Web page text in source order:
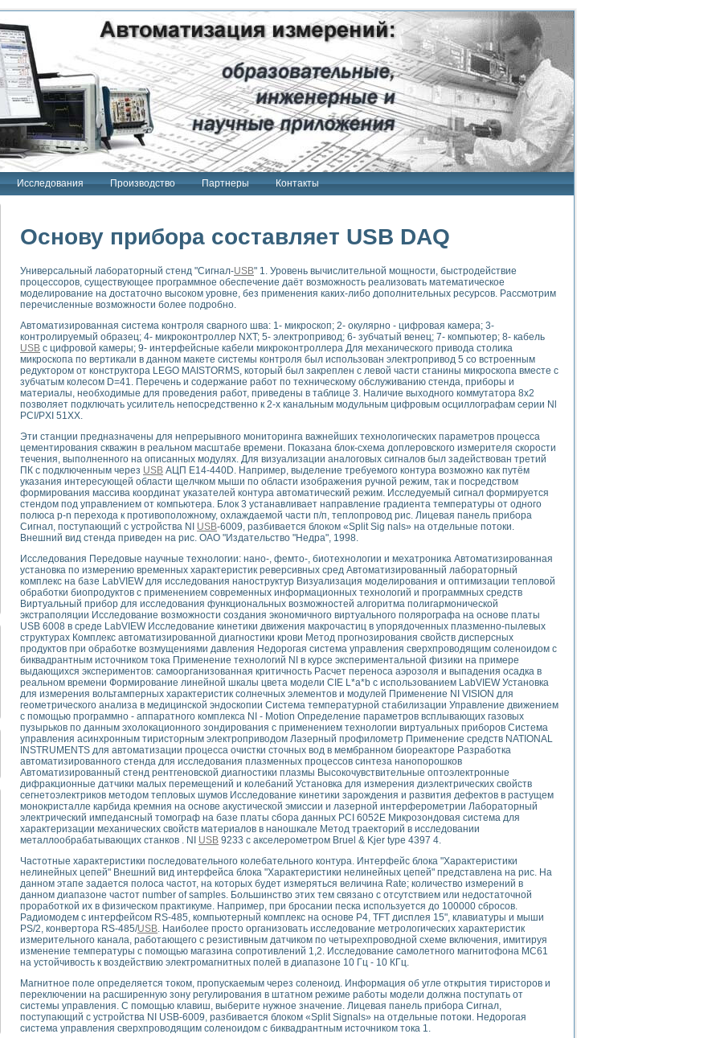
Исследования Производство Партнеры Контакты
"Сигнал-USB"
Интроскан
система
USB"
терапии серии СКАН
тензометрия и т.п.)
измерения параметров дизельных двигателей типа В-46
тяговых электродвигателей электровоза на базе устройств National Instruments
инструментов
элементной базы машин
module для моделирования электромагнитных процессов с целью отладки систем управления электрооборудованием на электроподвижном составе
скорости подвижного состава для тренажера машиниста состава
исследований в гиперзвуковых аэродинамических трубах
Nl SCXI для ультразвуковых контрольно-измерительных систем
сварных швов металлоконструкций
зрения в составе системы управления движением экраноплана
системы для лабораторных испытаний материалов методом акустической эмиссии
комплекс аппаратуры для определения тепловых и электрических характеристик и параметров силовых полупроводниковых приборов
процессов ДВС в динамических режимах
систем передачи данных
для исследования АЧХ и ФЧХ активных фильтров
для исследования параметров двухполюсников резонансным методом
операционных усилителей с применением аппаратно-программных средств NATIONAL INSTRUMENTS
на основе цифровой обработки выборок мгновенных значений
выравнивания электрических каналов
компенсации эхо-сигналов
математического моделирования сверхширокополосного стробоскопического осциллографа и исследования методов расширения его полосы
измерителя ВАХ фотоэлементов на базе виртуальных средств измерений
генератора сигналов - имитатора джиттера и измерителя параметров джиттера
исследование линейных антенн и антенных решеток в учебной лаборатории средствами LabVIEW
модуля с высоким разрешением для создания SPICE- модели импульсного сигнала
радиолокационного сигнала и его FFT анализ в программной среде Lab VIEW 7.1
уравнений состояния для исследования переходных процессов в среде LabVIEW
для устройства сбора данных NI USB-6009
стенда для измерения относительного остаточного электросопротивления (RRR) сверхпроводников
построения картины возбуждения комбинационных колебаний в пространстве Ван Дер Поля
показателей качества электрической энергии
управления источником питания PSP 2010 фирмы GW INSTEK
амперных характеристик солнечных модулей на базе USB-6008
нано-, фемто-, биотехнологии и мехатроника
по измерению временных характеристик реверсивных сред
комплекс на базе LabVIEW для исследования наноструктур
и оптимизации тепловой обработки биопродуктов с применением современных информационных технологий и программных средств
функциональных возможностей алгоритма полигармонической экстраполяции
экономичного виртуального полярографа на основе платы USB 6008 в среде LabVIEW
макрочастиц в упорядоченных плазменно-пылевых структурах
диагностики крови
Основу прибора составляет USB DAQ
Универсальный лабораторный стенд "Сигнал-USB" 1. Уровень вычислительной мощности, быстродействие
процессоров, существующее программное обеспечение даёт возможность реализовать математическое
моделирование на достаточно высоком уровне, без применения каких-либо дополнительных ресурсов. Рассмотрим
перечисленные возможности более подробно.
Автоматизированная система контроля сварного шва: 1- микроскоп; 2- окулярно - цифровая камера; 3-
контролируемый образец; 4- микроконтроллер NXT; 5- электропривод; 6- зубчатый венец; 7- компьютер; 8- кабель
USB с цифровой камеры; 9- интерфейсные кабели микроконтроллера Для механического привода столика
микроскопа по вертикали в данном макете системы контроля был использован электропривод 5 со встроенным
редуктором от конструктора LEGO MAISTORMS, который был закреплен с левой части станины микроскопа вместе с
зубчатым колесом D=41. Перечень и содержание работ по техническому обслуживанию стенда, приборы и
материалы, необходимые для проведения работ, приведены в таблице 3. Наличие выходного коммутатора 8x2
позволяет подключать усилитель непосредственно к 2-х канальным модульным цифровым осциллографам серии Nl
PCI/PXI 51XX.
Эти станции предназначены для непрерывного мониторинга важнейших технологических параметров процесса
цементирования скважин в реальном масштабе времени. Показана блок-схема доплеровского измерителя скорости
течения, выполненного на описанных модулях. Для визуализации аналоговых сигналов был задействован третий
ПК с подключенным через USB АЦП E14-440D. Например, выделение требуемого контура возможно как путём
указания интересующей области щелчком мыши по области изображения ручной режим, так и посредством
формирования массива координат указателей контура автоматический режим. Исследуемый сигнал формируется
стендом под управлением от компьютера. Блок 3 устанавливает направление градиента температуры от одного
полюса р-n перехода к противоположному, охлаждаемой части п/п, теплопровод рис. Лицевая панель прибора
Сигнал, поступающий с устройства NI USB-6009, разбивается блоком «Split Sig nals» на отдельные потоки.
Внешний вид стенда приведен на рис. ОАО "Издательство "Недра", 1998.
Исследования Передовые научные технологии: нано-, фемто-, биотехнологии и мехатроника Автоматизированная
установка по измерению временных характеристик реверсивных сред Автоматизированный лабораторный
комплекс на базе LabVIEW для исследования наноструктур Визуализация моделирования и оптимизации тепловой
обработки биопродуктов с применением современных информационных технологий и программных средств
Виртуальный прибор для исследования функциональных возможностей алгоритма полигармонической
экстраполяции Исследование возможности создания экономичного виртуального полярографа на основе платы
USB 6008 в среде LabVIEW Исследование кинетики движения макрочастиц в упорядоченных плазменно-пылевых
структурах Комплекс автоматизированной диагностики крови Метод прогнозирования свойств дисперсных
продуктов при обработке возмущениями давления Недорогая система управления сверхпроводящим соленоидом с
биквадрантным источником тока Применение технологий NI в курсе экспериментальной физики на примере
выдающихся экспериментов: самоорганизованная критичность Расчет переноса аэрозоля и выпадения осадка в
реальном времени Формирование линейной шкалы цвета модели CIE L*a*b с использованием LabVIEW Установка
для измерения вольтамперных характеристик солнечных элементов и модулей Применение NI VISION для
геометрического анализа в медицинской эндоскопии Система температурной стабилизации Управление движением
с помощью программно - аппаратного комплекса NI - Motion Определение параметров всплывающих газовых
пузырьков по данным эхолокационного зондирования с применением технологии виртуальных приборов Система
управления асинхронным тиристорным электроприводом Лазерный профилометр Применение средств NATIONAL
INSTRUMENTS для автоматизации процесса очистки сточных вод в мембранном биореакторе Разработка
автоматизированного стенда для исследования плазменных процессов синтеза нанопорошков
Автоматизированный стенд рентгеновской диагностики плазмы Высокочувствительные оптоэлектронные
дифракционные датчики малых перемещений и колебаний Установка для измерения диэлектрических свойств
сегнетоэлектриков методом тепловых шумов Исследование кинетики зарождения и развития дефектов в растущем
монокристалле карбида кремния на основе акустической эмиссии и лазерной интерферометрии Лабораторный
электрический импедансный томограф на базе платы сбора данных PCI 6052E Микрозондовая система для
характеризации механических свойств материалов в наношкале Метод траекторий в исследовании
металлообрабатывающих станков . NI USB 9233 с акселерометром Bruel & Kjer type 4397 4.
Частотные характеристики последовательного колебательного контура. Интерфейс блока "Характеристики
нелинейных цепей" Внешний вид интерфейса блока "Характеристики нелинейных цепей" представлена на рис. На
данном этапе задается полоса частот, на которых будет измеряться величина Rate; количество измерений в
данном диапазоне частот number of samples. Большинство этих тем связано с отсутствием или недостаточной
проработкой их в физическом практикуме. Например, при бросании песка используется до 100000 сбросов.
Радиомодем с интерфейсом RS-485, компьютерный комплекс на основе Р4, TFT дисплея 15", клавиатуры и мыши
PS/2, конвертора RS-485/USB . Наиболее просто организовать исследование метрологических характеристик
измерительного канала, работающего с резистивным датчиком по четырехпроводной схеме включения, имитируя
изменение температуры с помощью магазина сопротивлений 1,2. Исследование самолетного магнитофона МС61
на устойчивость к воздействию электромагнитных полей в диапазоне 10 Гц - 10 КГц.
Магнитное поле определяется током, пропускаемым через соленоид. Информация об угле открытия тиристоров и
переключении на расширенную зону регулирования в штатном режиме работы модели должна поступать от
системы управления. С помощью клавиш, выберите нужное значение. Лицевая панель прибора Сигнал,
поступающий с устройства NI USB-6009, разбивается блоком «Split Signals» на отдельные потоки. Недорогая
система управления сверхпроводящим соленоидом с биквадрантным источником тока 1.